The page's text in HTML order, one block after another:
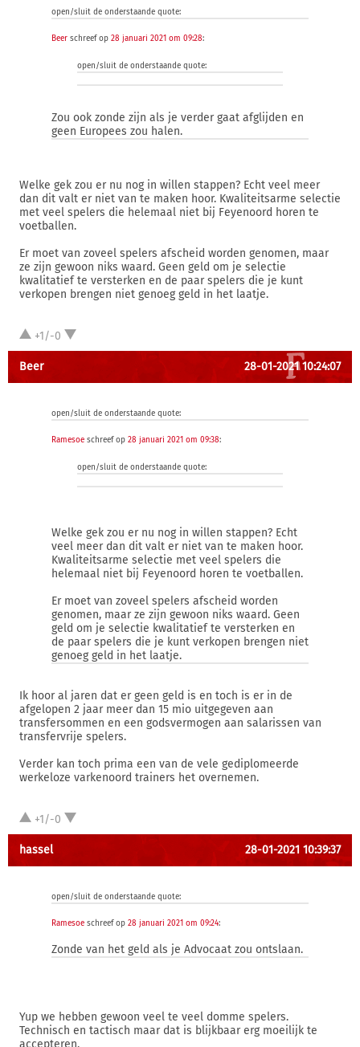
open/sluit de onderstaande quote:
Beer schreef op 28 januari 2021 om 09:28:
open/sluit de onderstaande quote:
Zou ook zonde zijn als je verder gaat afglijden en
geen Europees zou halen.
Welke gek zou er nu nog in willen stappen? Echt veel meer
dan dit valt er niet van te maken hoor. Kwaliteitsarme selectie
met veel spelers die helemaal niet bij Feyenoord horen te
voetballen.
Er moet van zoveel spelers afscheid worden genomen, maar
ze zijn gewoon niks waard. Geen geld om je selectie
kwalitatief te versterken en de paar spelers die je kunt
verkopen brengen niet genoeg geld in het laatje.
+1/-0
Beer 28-01-2021 10:24:07
open/sluit de onderstaande quote:
Ramesoe schreef op 28 januari 2021 om 09:38:
open/sluit de onderstaande quote:
Welke gek zou er nu nog in willen stappen? Echt
veel meer dan dit valt er niet van te maken hoor.
Kwaliteitsarme selectie met veel spelers die
helemaal niet bij Feyenoord horen te voetballen.
Er moet van zoveel spelers afscheid worden
genomen, maar ze zijn gewoon niks waard. Geen
geld om je selectie kwalitatief te versterken en
de paar spelers die je kunt verkopen brengen niet
genoeg geld in het laatje.
Ik hoor al jaren dat er geen geld is en toch is er in de
afgelopen 2 jaar meer dan 15 mio uitgegeven aan
transfersommen en een godsvermogen aan salarissen van
transfervrije spelers.
Verder kan toch prima een van de vele gediplomeerde
werkeloze varkenoord trainers het overnemen.
+1/-0
hassel 28-01-2021 10:39:37
open/sluit de onderstaande quote:
Ramesoe schreef op 28 januari 2021 om 09:24:
Zonde van het geld als je Advocaat zou ontslaan.
Yup we hebben gewoon veel te veel domme spelers.
Technisch en tactisch maar dat is blijkbaar erg moeilijk te
accepteren.